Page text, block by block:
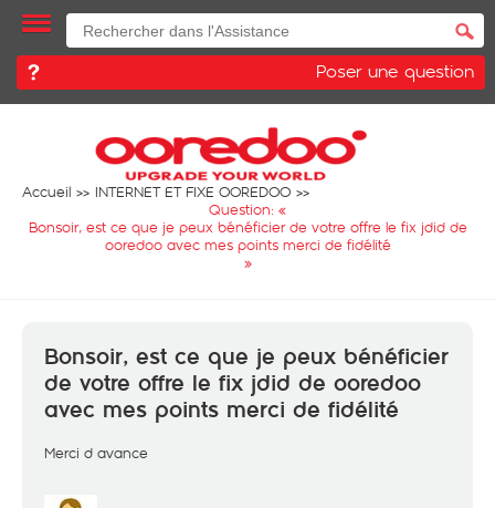
Poser une question
Accueil
INTERNET ET FIXE OOREDOO
Question: «
Bonsoir, est ce que je peux bénéficier de votre offre le fix jdid de
ooredoo avec mes points merci de fidélité
»
Bonsoir, est ce que je peux bénéficier
de votre offre le fix jdid de ooredoo
avec mes points merci de fidélité
Merci d avance